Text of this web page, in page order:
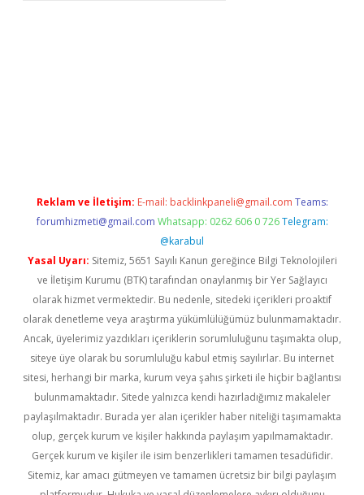
Reklam ve İletişim: E-mail: backlinkpaneli@gmail.com Teams:
forumhizmeti@gmail.com Whatsapp: 0262 606 0 726 Telegram:
@karabul
Yasal Uyarı: Sitemiz, 5651 Sayılı Kanun gereğince Bilgi Teknolojileri
ve İletişim Kurumu (BTK) tarafından onaylanmış bir Yer Sağlayıcı
olarak hizmet vermektedir. Bu nedenle, sitedeki içerikleri proaktif
olarak denetleme veya araştırma yükümlülüğümüz bulunmamaktadır.
Ancak, üyelerimiz yazdıkları içeriklerin sorumluluğunu taşımakta olup,
siteye üye olarak bu sorumluluğu kabul etmiş sayılırlar. Bu internet
sitesi, herhangi bir marka, kurum veya şahıs şirketi ile hiçbir bağlantısı
bulunmamaktadır. Sitede yalnızca kendi hazırladığımız makaleler
paylaşılmaktadır. Burada yer alan içerikler haber niteliği taşımamakta
olup, gerçek kurum ve kişiler hakkında paylaşım yapılmamaktadır.
Gerçek kurum ve kişiler ile isim benzerlikleri tamamen tesadüfidir.
Sitemiz, kar amacı gütmeyen ve tamamen ücretsiz bir bilgi paylaşım